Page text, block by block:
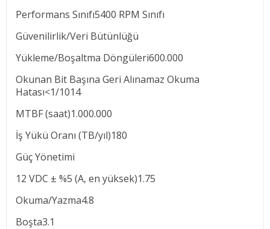
Performans Sınıfı5400 RPM Sınıfı
Güvenilirlik/Veri Bütünlüğü
Yükleme/Boşaltma Döngüleri600.000
Okunan Bit Başına Geri Alınamaz Okuma
Hatası<1/1014
MTBF (saat)1.000.000
İş Yükü Oranı (TB/yıl)180
Güç Yönetimi
12 VDC ± %5 (A, en yüksek)1.75
Okuma/Yazma4.8
Boşta3.1